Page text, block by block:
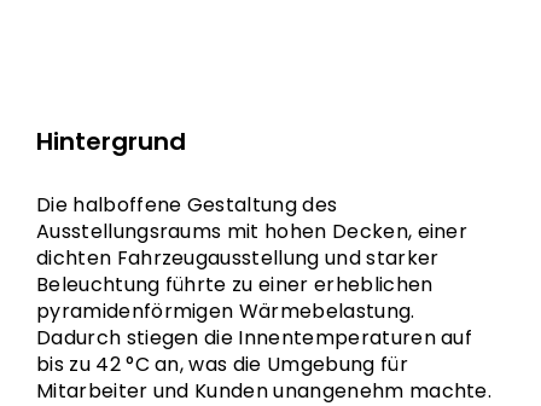
Hintergrund
Die halboffene Gestaltung des
Ausstellungsraums mit hohen Decken, einer
dichten Fahrzeugausstellung und starker
Beleuchtung führte zu einer erheblichen
pyramidenförmigen Wärmebelastung.
Dadurch stiegen die Innentemperaturen auf
bis zu 42 °C an, was die Umgebung für
Mitarbeiter und Kunden unangenehm machte.